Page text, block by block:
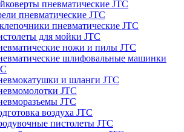
пневматические JTC
пневматические JTC
пневматические JTC
для мойки JTC
ножи и пилы JTC
шлифовальные машинки
и шланги JTC
JTC
JTC
воздуха JTC
пистолеты JTC